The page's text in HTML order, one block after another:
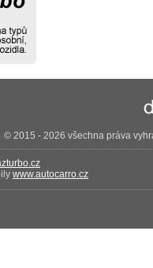
© 2015 - 2026 všechna práva
www.autocarro.cz